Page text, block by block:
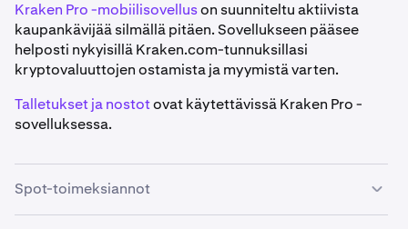
Kraken Pro -mobiilisovelluson suunniteltu aktiivista
kaupankävijää silmällä pitäen. Sovellukseen pääsee
helposti nykyisillä Kraken.com-tunnuksillasi
kryptovaluuttojen ostamista ja myymistä varten.
Talletukset ja nostotovat käytettävissä Kraken Pro -
sovelluksessa.
Spot-toimeksiannot